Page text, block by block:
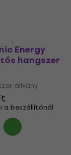
Energy
hangszer
állvány
a beszállítónál